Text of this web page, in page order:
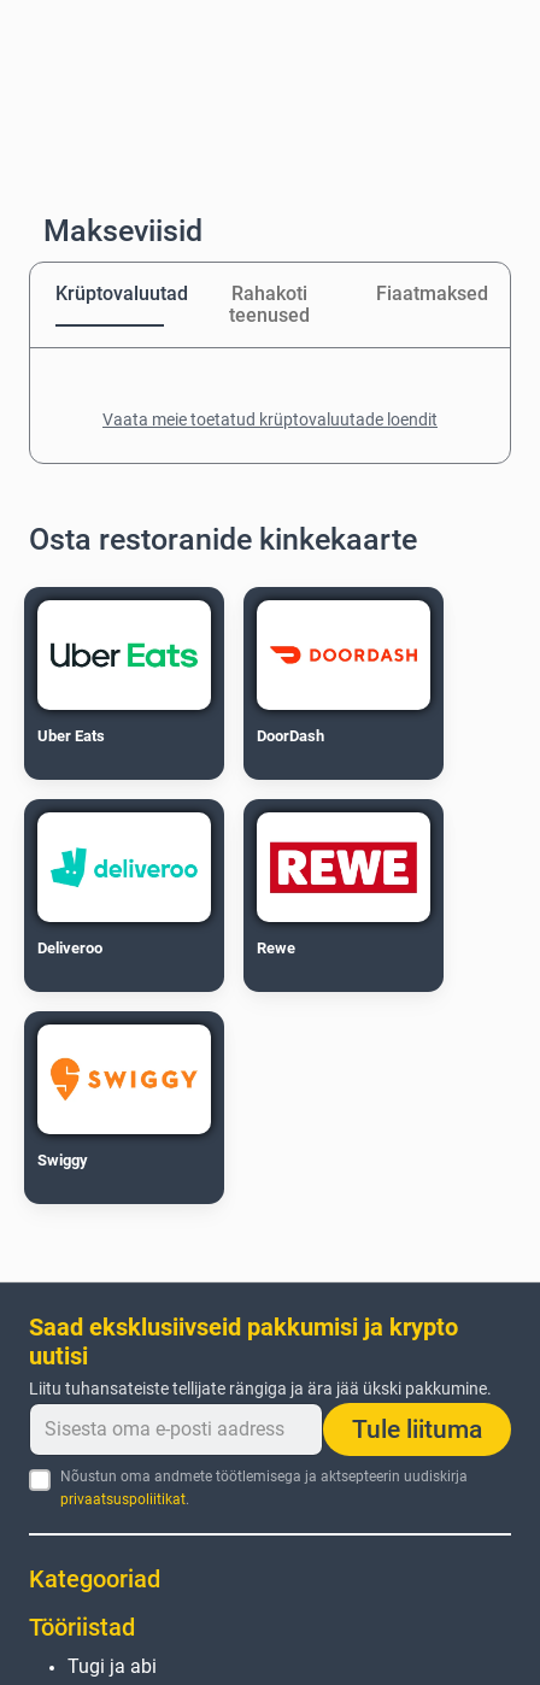
Makseviisid
Krüptovaluutad
Rahakoti
teenused
Fiaatmaksed
Vaata meie toetatud krüptovaluutade loendit
Osta restoranide kinkekaarte
Uber Eats DoorDash
Deliveroo Rewe
Swiggy
Saad eksklusiivseid pakkumisi ja krypto
uutisi
Liitu tuhansateiste tellijate rängiga ja ära jää ükski pakkumine.
Tule liituma
Nõustun oma andmete töötlemisega ja aktsepteerin uudiskirja
privaatsuspoliitikat.
Kategooriad
Tööriistad
Tugi ja abi